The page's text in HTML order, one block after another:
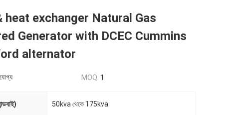
heat exchanger Natural Gas
Generator with DCEC Cummins
alternator
MOQ: 1
50kva থেকে 175kva